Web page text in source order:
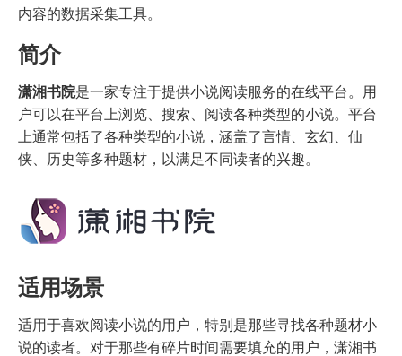
内容的数据采集工具。
简介
潇湘书院是一家专注于提供小说阅读服务的在线平台。用
户可以在平台上浏览、搜索、阅读各种类型的小说。平台
上通常包括了各种类型的小说，涵盖了言情、玄幻、仙
侠、历史等多种题材，以满足不同读者的兴趣。
适用场景
适用于喜欢阅读小说的用户，特别是那些寻找各种题材小
说的读者。对于那些有碎片时间需要填充的用户，潇湘书